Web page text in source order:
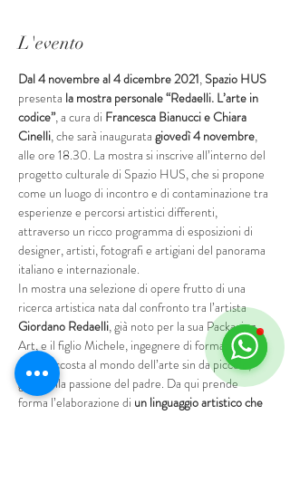
L'evento
Dal 4 novembre al 4 dicembre 2021, Spazio HUS
presenta la mostra personale“Redaelli. L’arte in
codice”, a cura di Francesca Bianucci e Chiara
Cinelli, che sarà inaugurata giovedì 4 novembre,
alle ore 18.30. La mostra si inscrive all’interno del
progetto culturale di Spazio HUS, che si propone
come un luogo di incontro e di contaminazione tra
esperienze e percorsi artistici differenti,
attraverso un ricco programma di esposizioni di
designer, artisti, fotografi e artigiani del panorama
italiano e internazionale.
In mostra una selezione di opere frutto di una
ricerca artistica nata dal confronto tra l’artista
Giordano Redaelli, già noto per la sua Packaging
Art, e il figlio Michele, ingegnere di formazione
che si accosta al mondo dell’arte sin da piccolo,
grazie alla passione del padre. Da qui prende
forma l’elaborazione di un linguaggio artistico che